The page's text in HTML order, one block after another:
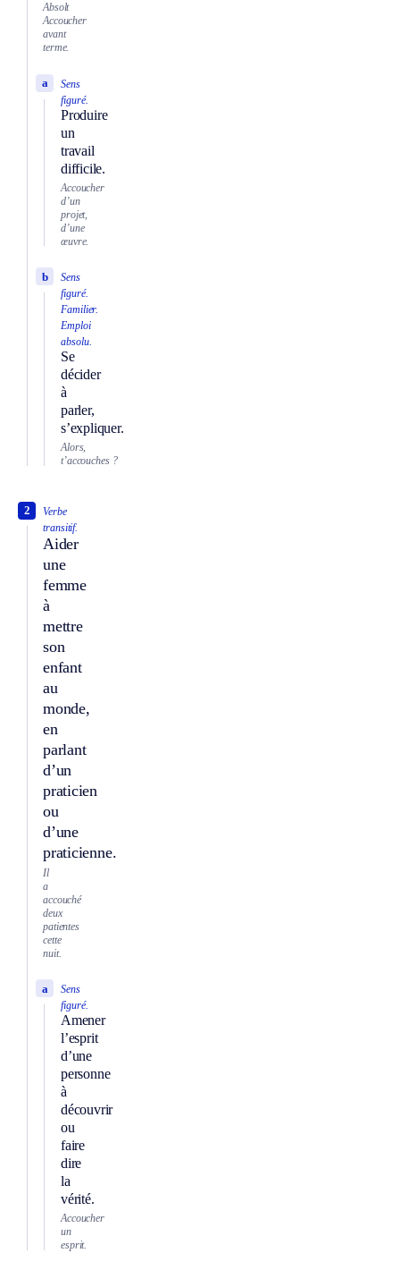
Absolt
Accoucher
avant
terme.
Sens
figuré.
Produire
un
travail
difficile.
a
Accoucher
d’un
projet,
d’une
œuvre.
Sens
figuré.
Familier.
Emploi
absolu.
Se
décider
à
parler,
s’expliquer.
b
Alors,
t’accouches ?
Verbe
transitif.
Aider
une
femme
à
mettre
son
enfant
au
monde,
en
parlant
d’un
praticien
ou
d’une
praticienne.
2
Il
a
accouché
deux
patientes
cette
nuit.
Sens
figuré.
Amener
l’esprit
d’une
personne
à
découvrir
ou
faire
dire
la
vérité.
a
Accoucher
un
esprit.